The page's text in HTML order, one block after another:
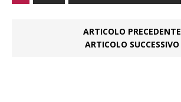
ARTICOLO PRECEDENTE
ARTICOLO SUCCESSIVO